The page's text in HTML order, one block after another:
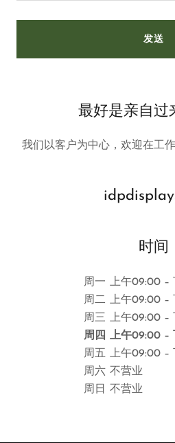
发送
最好是亲自过
我们以客户为中心，欢迎在工
时间
周一 上午09:00 –
周二 上午09:00 –
周三 上午09:00 –
周四 上午09:00 –
周五 上午09:00 –
周六 不营业
周日
不营业